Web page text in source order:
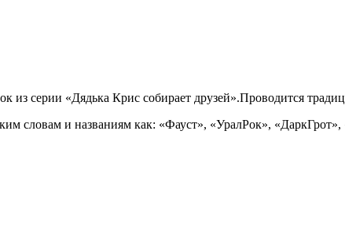
из серии «Дядька Крис собирает друзей».Проводится
словам и названиям как: «Фауст», «УралРок»,